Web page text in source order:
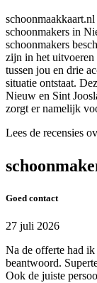
schoonmakers in
schoonmakers
zijn in het
tussen jou en drie
situatie ontstaat.
Nieuw en Sint
zorgt er namelijk
Lees de recensies
Goed contact
27 juli 2026
Na de offerte had ik
beantwoord.
Ook de juiste